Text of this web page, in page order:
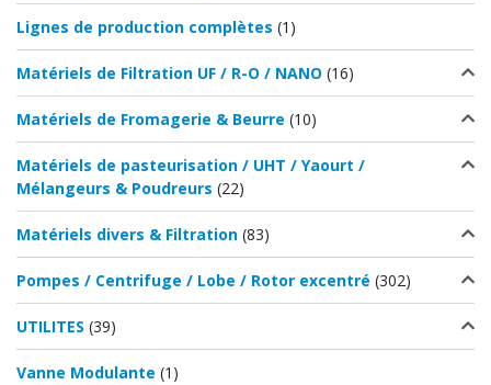
Lignes de production complètes (1)
Matériels de Filtration UF / R-O / NANO (16)
Matériels de Fromagerie & Beurre (10)
Matériels de pasteurisation / UHT / Yaourt /
Mélangeurs & Poudreurs (22)
Matériels divers & Filtration (83)
Pompes / Centrifuge / Lobe / Rotor excentré (302)
UTILITES (39)
Vanne Modulante (1)